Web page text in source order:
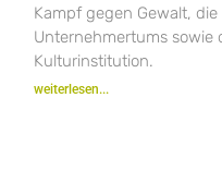
Kampf gegen Gewalt, die
Unternehmertums sowie
Kulturinstitution.
weiterlesen...